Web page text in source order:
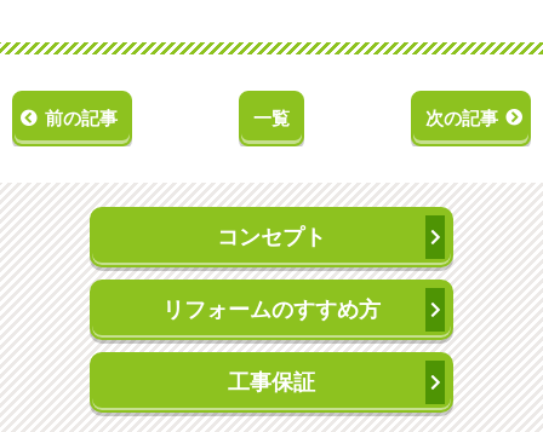
前の記事 一覧 次の記事
コンセプト
リフォームのすすめ方
工事保証